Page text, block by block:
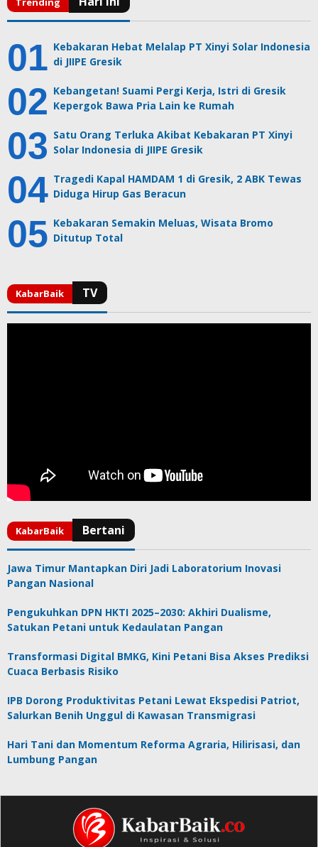
Kebakaran Hebat Melalap PT Xinyi Solar Indonesia
di JIIPE Gresik
Kebangetan! Suami Pergi Kerja, Istri di Gresik
Kepergok Bawa Pria Lain ke Rumah
Satu Orang Terluka Akibat Kebakaran PT Xinyi
Solar Indonesia di JIIPE Gresik
Tragedi Kapal HAMDAM 1 di Gresik, 2 ABK Tewas
Diduga Hirup Gas Beracun
Kebakaran Semakin Meluas, Wisata Bromo
Ditutup Total
Jawa Timur Mantapkan Diri Jadi Laboratorium Inovasi
Pangan Nasional
Pengukuhkan DPN HKTI 2025–2030: Akhiri Dualisme,
Satukan Petani untuk Kedaulatan Pangan
Transformasi Digital BMKG, Kini Petani Bisa Akses Prediksi
Cuaca Berbasis Risiko
IPB Dorong Produktivitas Petani Lewat Ekspedisi Patriot,
Salurkan Benih Unggul di Kawasan Transmigrasi
Hari Tani dan Momentum Reforma Agraria, Hilirisasi, dan
Lumbung Pangan